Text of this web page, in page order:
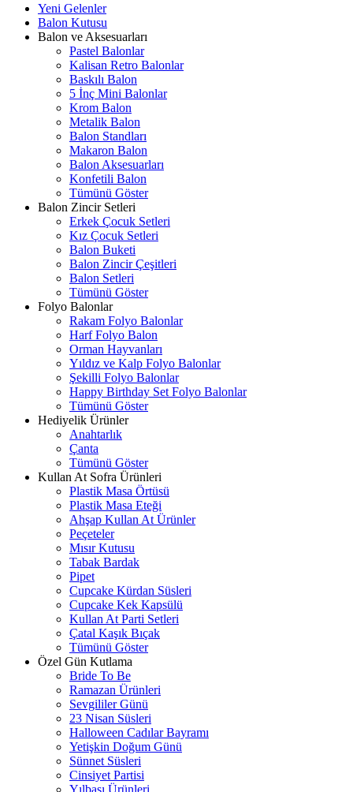
Yeni Gelenler
Balon Kutusu
Balon ve Aksesuarları
Pastel Balonlar
Kalisan Retro Balonlar
Baskılı Balon
5 İnç Mini Balonlar
Krom Balon
Metalik Balon
Balon Standları
Makaron Balon
Balon Aksesuarları
Konfetili Balon
Tümünü Göster
Balon Zincir Setleri
Erkek Çocuk Setleri
Kız Çocuk Setleri
Balon Buketi
Balon Zincir Çeşitleri
Balon Setleri
Tümünü Göster
Folyo Balonlar
Rakam Folyo Balonlar
Harf Folyo Balon
Orman Hayvanları
Yıldız ve Kalp Folyo Balonlar
Şekilli Folyo Balonlar
Happy Birthday Set Folyo Balonlar
Tümünü Göster
Hediyelik Ürünler
Anahtarlık
Çanta
Tümünü Göster
Kullan At Sofra Ürünleri
Plastik Masa Örtüsü
Plastik Masa Eteği
Ahşap Kullan At Ürünler
Peçeteler
Mısır Kutusu
Tabak Bardak
Pipet
Cupcake Kürdan Süsleri
Cupcake Kek Kapsülü
Kullan At Parti Setleri
Çatal Kaşık Bıçak
Tümünü Göster
Özel Gün Kutlama
Bride To Be
Ramazan Ürünleri
Sevgililer Günü
23 Nisan Süsleri
Halloween Cadılar Bayramı
Yetişkin Doğum Günü
Sünnet Süsleri
Cinsiyet Partisi
Yılbaşı Ürünleri